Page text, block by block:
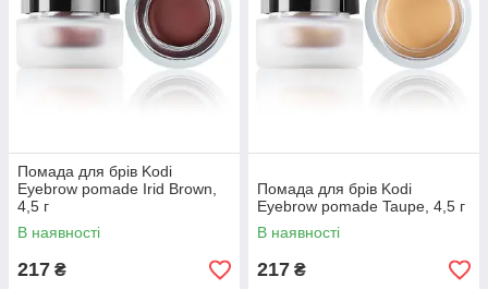
Помада для брів Kodi
Eyebrow pomade Irid Brown,
4,5 г
В наявності
217 ₴
Помада для брів Kodi
Eyebrow pomade Taupe, 4,5 г
В наявності
217 ₴